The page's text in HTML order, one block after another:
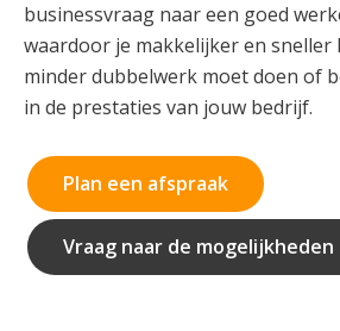
businessvraag naar een goed
waardoor je makkelijker en sneller
minder dubbelwerk moet doen of
in de prestaties van jouw bedrijf.
Plan een afspraak
Vraag naar de mogelijkheden